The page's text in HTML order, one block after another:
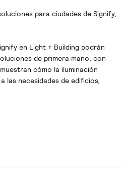
para ciudades de Signify,
en Light + Building podrán
de primera mano, con
cómo la iluminación
las necesidades de edificios,